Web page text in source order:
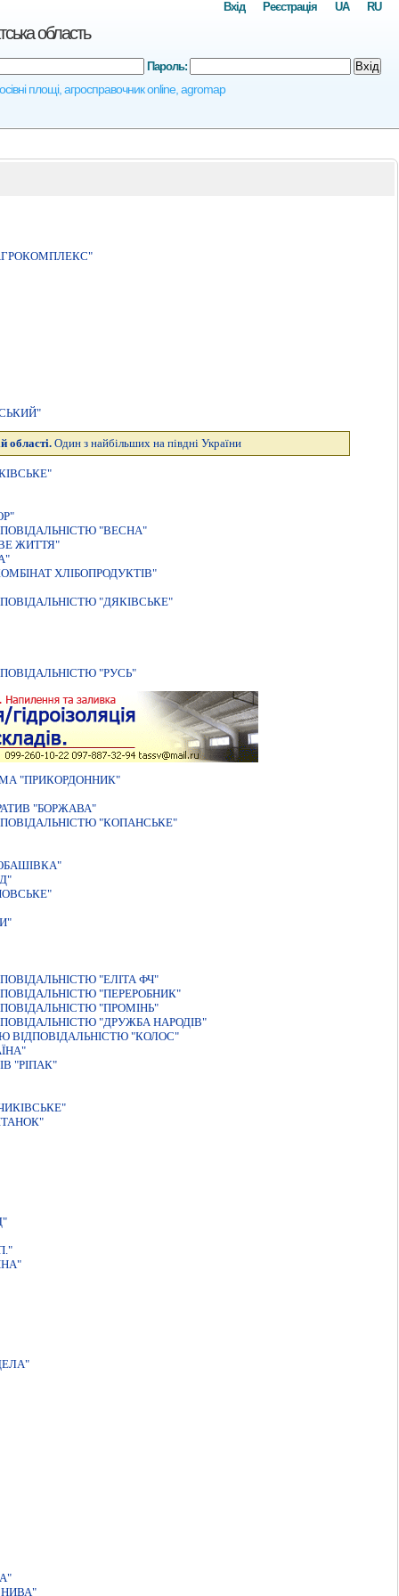
область
площі, агросправочник online, agromap
RU
UA
Реєстрація
Вхід
Пароль: Вхід
області. Один з найбільших на півдні України
"ВЕСНА"
ЖИТТЯ"
ХЛІБОПРОДУКТІВ"
"ДЯКІВСЬКЕ"
"РУСЬ"
"ПРИКОРДОННИК"
"БОРЖАВА"
"КОПАНСЬКЕ"
"ЕЛIТА ФЧ"
"ПЕРЕРОБНИК"
"ПРОМIНЬ"
"ДРУЖБА НАРОДІВ"
ВІДПОВІДАЛЬНІСТЮ "КОЛОС"
"РIПАК"